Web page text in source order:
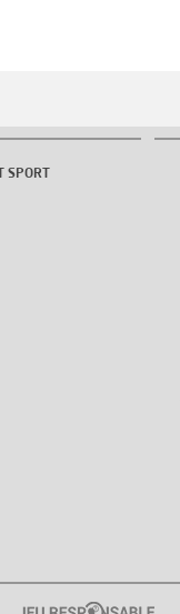
SPORT